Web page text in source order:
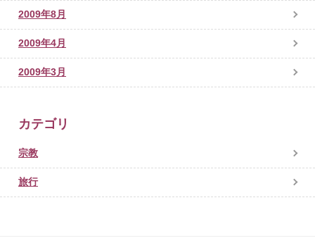
2009年8月
2009年4月
2009年3月
カテゴリ
宗教
旅行